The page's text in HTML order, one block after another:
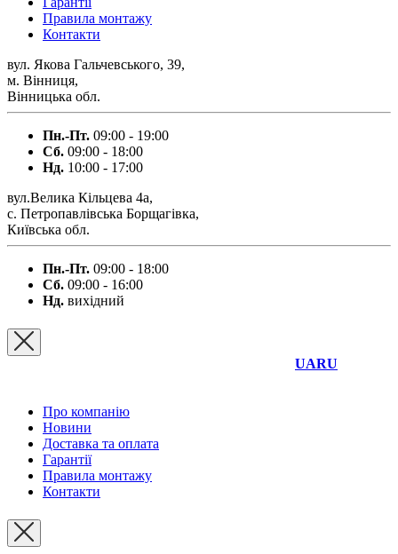
Правила монтажу
Контакти
вул. Якова Гальчевського, 39,
м. Вінниця,
Вінницька обл.
Пн.-Пт. 09:00 - 19:00
Сб. 09:00 - 18:00
Нд. 10:00 - 17:00
вул.Велика Кільцева 4а,
с. Петропавлівська Борщагівка,
Київська обл.
Пн.-Пт. 09:00 - 18:00
Сб. 09:00 - 16:00
Нд. вихідний
RU
UA
Про компанію
Новини
Доставка та оплата
Гарантії
Правила монтажу
Контакти